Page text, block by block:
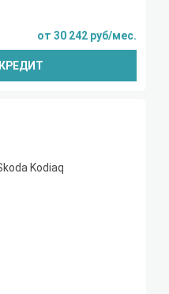
от 30 242 руб/мес.